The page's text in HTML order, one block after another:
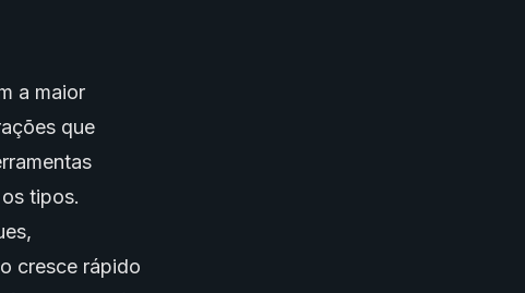
a maior
que
tipos.
cresce rápido